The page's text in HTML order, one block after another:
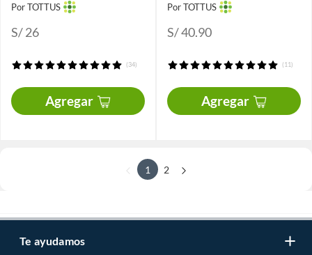
Por TOTTUS
S/ 26
(34)
Agregar
Por TOTTUS
S/ 40.90
(11)
Agregar
1 2
Te ayudamos